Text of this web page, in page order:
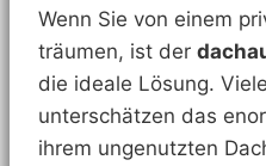
Wenn Sie von einem
träumen, ist der
die ideale Lösung.
unterschätzen das
ihrem ungenutzten